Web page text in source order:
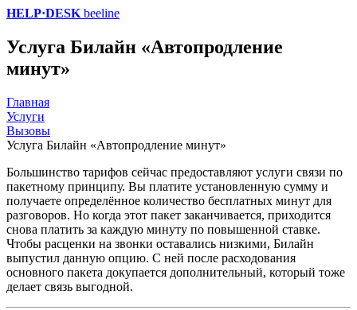
HELP·DESK beeline
Услуга Билайн «Автопродление
минут»
Главная
Услуги
Вызовы
Услуга Билайн «Автопродление минут»
Большинство тарифов сейчас предоставляют услуги связи по
пакетному принципу. Вы платите установленную сумму и
получаете определённое количество бесплатных минут для
разговоров. Но когда этот пакет заканчивается, приходится
снова платить за каждую минуту по повышенной ставке.
Чтобы расценки на звонки оставались низкими, Билайн
выпустил данную опцию. С ней после расходования
основного пакета докупается дополнительный, который тоже
делает связь выгодной.